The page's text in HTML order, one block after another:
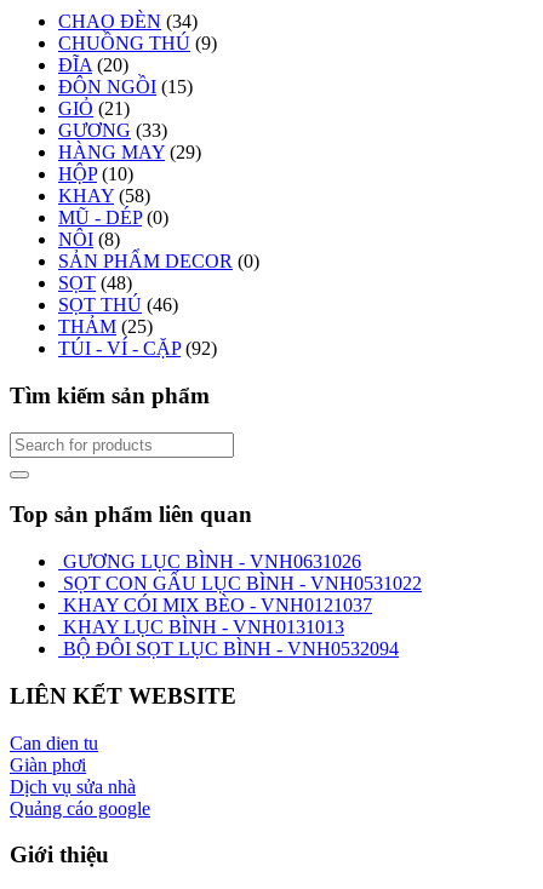
CHAO ĐÈN (34)
CHUỒNG THÚ (9)
ĐĨA (20)
ĐÔN NGỒI (15)
GIỎ (21)
GƯƠNG (33)
HÀNG MAY (29)
HỘP (10)
KHAY (58)
MŨ - DÉP (0)
NÔI (8)
SẢN PHẨM DECOR (0)
SỌT (48)
SỌT THÚ (46)
THẢM (25)
TÚI - VÍ - CẶP (92)
Tìm kiếm sản phẩm
Top sản phẩm liên quan
GƯƠNG LỤC BÌNH - VNH0631026
SỌT CON GẤU LỤC BÌNH - VNH0531022
KHAY CÓI MIX BÈO - VNH0121037
KHAY LỤC BÌNH - VNH0131013
BỘ ĐÔI SỌT LỤC BÌNH - VNH0532094
LIÊN KẾT WEBSITE
Can dien tu
Giàn phơi
Dịch vụ sửa nhà
Quảng cáo google
Giới thiệu